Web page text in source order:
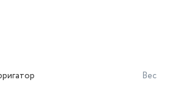
предусмотрен специальный
чтобы полностью обработать все
Вес